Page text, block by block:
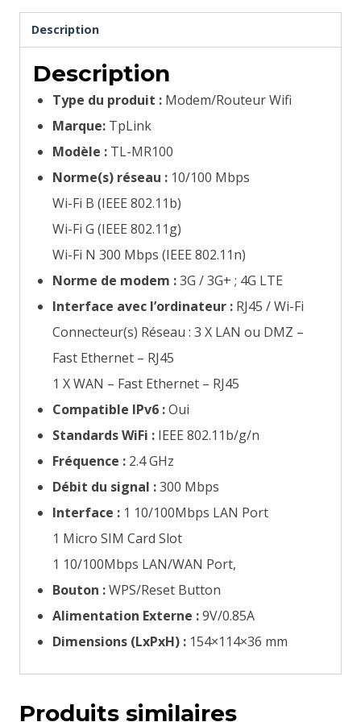
Description
Description
Type du produit : Modem/Routeur Wifi
Marque: TpLink
Modèle : TL-MR100
Norme(s) réseau : 10/100 Mbps
Wi-Fi B (IEEE 802.11b)
Wi-Fi G (IEEE 802.11g)
Wi-Fi N 300 Mbps (IEEE 802.11n)
Norme de modem :3G / 3G+ ; 4G LTE
Interface avec l’ordinateur : RJ45 / Wi-Fi
Connecteur(s) Réseau : 3 X LAN ou DMZ –
Fast Ethernet – RJ45
1 X WAN – Fast Ethernet – RJ45
Compatible IPv6 :Oui
Standards WiFi : IEEE 802.11b/g/n
Fréquence : 2.4 GHz
Débit du signal :300 Mbps
Interface : 1 10/100Mbps LAN Port
1 Micro SIM Card Slot
1 10/100Mbps LAN/WAN Port,
Bouton :WPS/Reset Button
Alimentation Externe :9V/0.85A
Dimensions (LxPxH) : 154×114×36 mm
Produits similaires